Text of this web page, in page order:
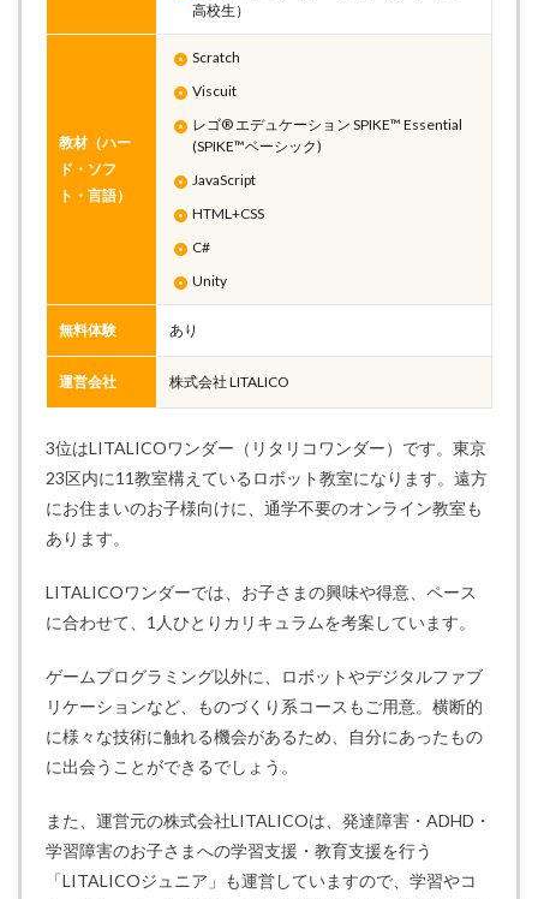
高校生）
教材（ハー
ド・ソフ
ト・言語）
Scratch
Viscuit
レゴ® エデュケーション SPIKE™ Essential
(SPIKE™ベーシック)
JavaScript
HTML+CSS
C#
Unity
無料体験 あり
運営会社 株式会社 LITALICO
3位はLITALICOワンダー（リタリコワンダー）です。東京
23区内に11教室構えているロボット教室になります。遠方
にお住まいのお子様向けに、通学不要のオンライン教室も
あります。
LITALICOワンダーでは、お子さまの興味や得意、ペース
に合わせて、1人ひとりカリキュラムを考案しています。
ゲームプログラミング以外に、ロボットやデジタルファブ
リケーションなど、ものづくり系コースもご用意。横断的
に様々な技術に触れる機会があるため、自分にあったもの
に出会うことができるでしょう。
また、運営元の株式会社LITALICOは、発達障害・ADHD・
学習障害のお子さまへの学習支援・教育支援を行う
「LITALICOジュニア」も運営していますので、学習やコ